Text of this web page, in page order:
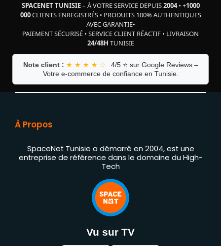
SPACENET TUNISIE– À VOTRE SERVICE DEPUIS2004• +1000
000CLIENTS ENREGISTRÉS• PRODUITS 100% AUTHENTIQUES
AVEC GARANTIE•
PAIEMENT SÉCURISÉ • SERVICE CLIENT RÉACTIF • LIVRAISON
24/48H TUNISIE
Note client : ★ ★ ★ ★ ☆
4/5 ⭐ sur Google Reviews –
Votre e-commerce de confiance en Tunisie.
À Propos
SpaceNet Tunisie a démarré en 2004, est une
entreprise de référence dans le domaine du High-
Tech
Vu sur TV